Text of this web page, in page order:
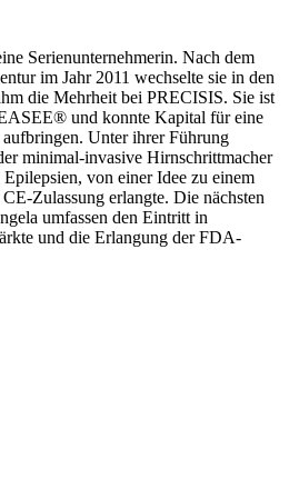
Serienunternehmerin. Nach dem
im Jahr 2011 wechselte sie in den
die Mehrheit bei PRECISIS. Sie ist
und konnte Kapital für eine
Unter ihrer Führung
minimal-invasive Hirnschrittmacher
von einer Idee zu einem
Zulassung erlangte. Die nächsten
umfassen den Eintritt in
und die Erlangung der FDA-